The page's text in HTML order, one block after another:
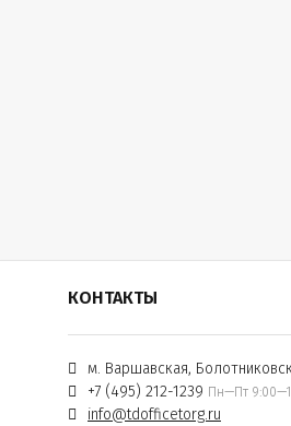
КОНТАКТЫ
м. Варшавская,
+7 (495) 212-1239 Пн—Пт
info@tdofficetorg.ru